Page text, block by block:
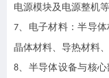
电源模块及电源整机等
7、 电子材料：半导
晶体材料、导热材料
8、 半导体设备与核